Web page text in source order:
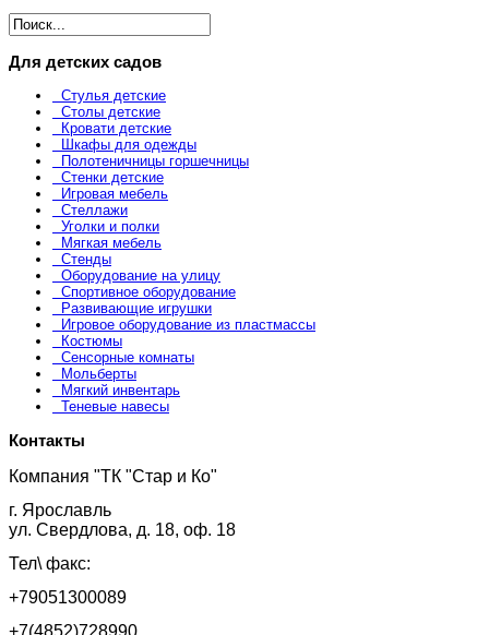
Для детских садов
Стулья детские
Столы детские
Кровати детские
Шкафы для одежды
Полотеничницы горшечницы
Стенки детские
Игровая мебель
Стеллажи
Уголки и полки
Мягкая мебель
Стенды
Оборудование на улицу
Спортивное оборудование
Развивающие игрушки
Игровое оборудование из пластмассы
Костюмы
Сенсорные комнаты
Мольберты
Мягкий инвентарь
Теневые навесы
Контакты
Компания "ТК "Стар и Ко"
г. Ярославль
ул. Свердлова, д. 18, оф. 18
Тел\ факс:
+79051300089
+7(4852)728990